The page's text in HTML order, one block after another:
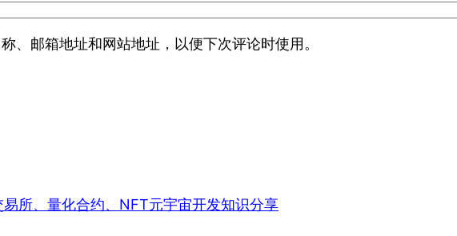
、邮箱地址和网站地址，以便下次评论时使用。
所、量化合约、NFT元宇宙开发知识分享